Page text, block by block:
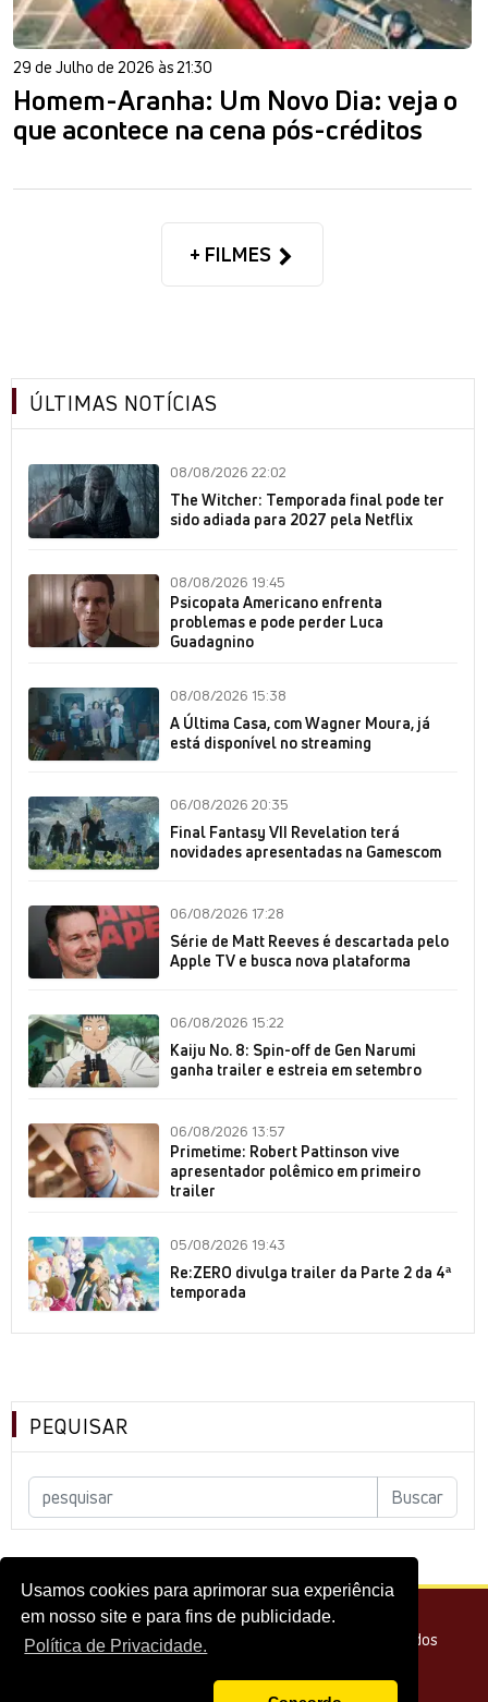
Usamos cookies para aprimorar sua experiência
em nosso site e para fins de publicidade.
Política de Privacidade.
29 de Julho de 2026 às 21:30
Homem-Aranha: Um Novo Dia: veja o
que acontece na cena pós-créditos
+ FILMES
ÚLTIMAS NOTÍCIAS
08/08/2026 22:02
The Witcher: Temporada final pode ter
sido adiada para 2027 pela Netflix
08/08/2026 19:45
Psicopata Americano enfrenta
problemas e pode perder Luca
Guadagnino
08/08/2026 15:38
A Última Casa, com Wagner Moura, já
está disponível no streaming
06/08/2026 20:35
Final Fantasy VII Revelation terá
novidades apresentadas na Gamescom
06/08/2026 17:28
Série de Matt Reeves é descartada pelo
Apple TV e busca nova plataforma
06/08/2026 15:22
Kaiju No. 8: Spin-off de Gen Narumi
ganha trailer e estreia em setembro
06/08/2026 13:57
Primetime: Robert Pattinson vive
apresentador polêmico em primeiro
trailer
05/08/2026 19:43
Re:ZERO divulga trailer da Parte 2 da 4ª
temporada
PEQUISAR
© 2026 - Melhor do Cinema Todos os direitos reservados